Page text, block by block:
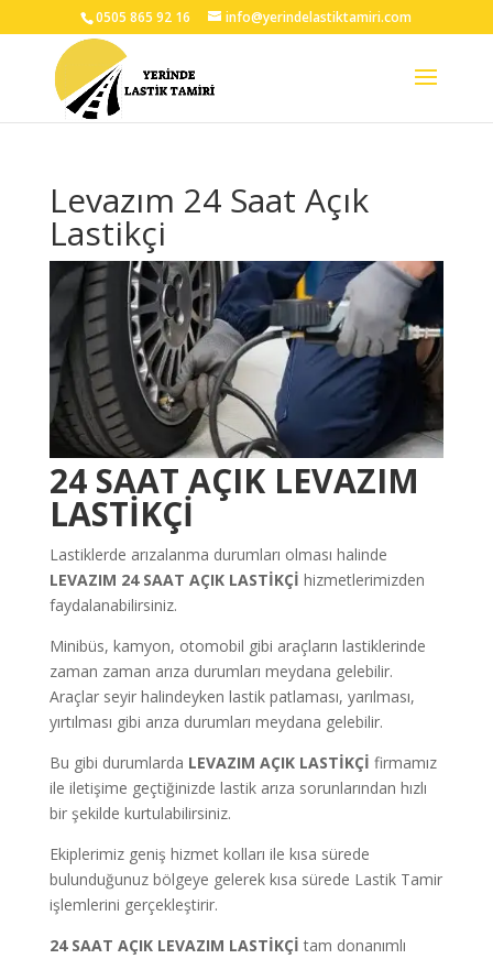
0505 865 92 16 info@yerindelastiktamiri.com
Levazım 24 Saat Açık
Lastikçi
24 SAAT AÇIK LEVAZIM
LASTİKÇİ
Lastiklerde arızalanma durumları olması halinde
LEVAZIM 24 SAAT AÇIK LASTİKÇİ hizmetlerimizden
faydalanabilirsiniz.
Minibüs, kamyon, otomobil gibi araçların lastiklerinde
zaman zaman arıza durumları meydana gelebilir.
Araçlar seyir halindeyken lastik patlaması, yarılması,
yırtılması gibi arıza durumları meydana gelebilir.
Bu gibi durumlarda LEVAZIM AÇIK LASTİKÇİ firmamız
ile iletişime geçtiğinizde lastik arıza sorunlarından hızlı
bir şekilde kurtulabilirsiniz.
Ekiplerimiz geniş hizmet kolları ile kısa sürede
bulunduğunuz bölgeye gelerek kısa sürede Lastik Tamir
işlemlerini gerçekleştirir.
24 SAAT AÇIK LEVAZIM LASTİKÇİ tam donanımlı